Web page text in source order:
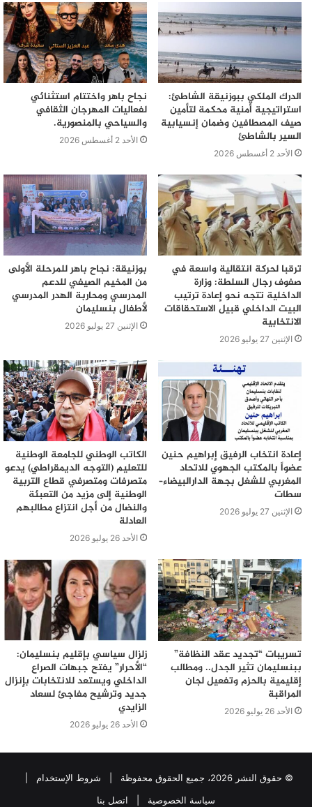
الدرك الملكي ببوزنيقة الشاطئ:
استراتيجية أمنية محكمة لتأمين
صيف المصطافين وضمان إنسيابية
السير بالشاطئ
الأحد 2 أغسطس 2026
نجاح باهر واختتام استثنائي
لفعاليات المهرجان الثقافي
والسياحي بالمنصورية.
الأحد 2 أغسطس 2026
ترقبا لحركة انتقالية واسعة في
صفوف رجال السلطة: وزارة
الداخلية تتجه نحو إعادة ترتيب
البيت الداخلي قبيل الاستحقاقات
الانتخابية
الإثنين 27 يوليو 2026
بوزنيقة: نجاح باهر للمرحلة الأولى
من المخيم الصيفي للدعم
المدرسي ومحاربة الهدر المدرسي
لأطفال بنسليمان
الإثنين 27 يوليو 2026
إعادة انتخاب الرفيق إبراهيم حنين
عضواً بالمكتب الجهوي للاتحاد
المغربي للشغل بجهة الدارالبيضاء–
سطات
الإثنين 27 يوليو 2026
الكاتب الوطني للجامعة الوطنية
للتعليم (التوجه الديمقراطي) يدعو
متصرفات ومتصرفي قطاع التربية
الوطنية إلى مزيد من التعبئة
والنضال من أجل انتزاع مطالبهم
العادلة
الأحد 26 يوليو 2026
تسريبات “تجديد عقد النظافة”
ببنسليمان تثير الجدل.. ومطالب
إقليمية بالحزم وتفعيل لجان
المراقبة
الأحد 26 يوليو 2026
زلزال سياسي بإقليم بنسليمان:
“الأحرار” يفتح جبهات الصراع
الداخلي ويستعد للانتخابات بإنزال
جديد وترشيح مفاجئ لسعاد
الزايدي
الأحد 26 يوليو 2026
© حقوق النشر 2026، جميع الحقوق محفوظة | شروط الإستخدام
سياسة الخصوصية
اتصل بنا